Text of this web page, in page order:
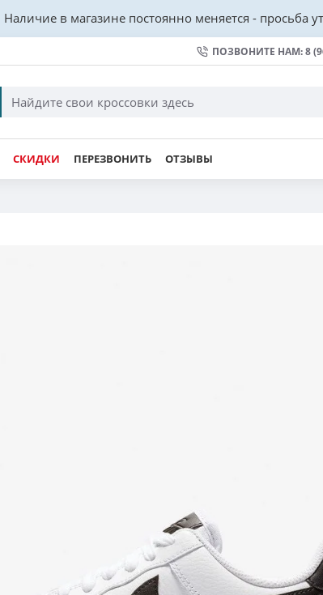
Наличие в магазине постоянно меняется - просьба
ПОЗВОНИТЕ НАМ: 8
СКИДКИ ПЕРЕЗВОНИТЬ ОТЗЫВЫ